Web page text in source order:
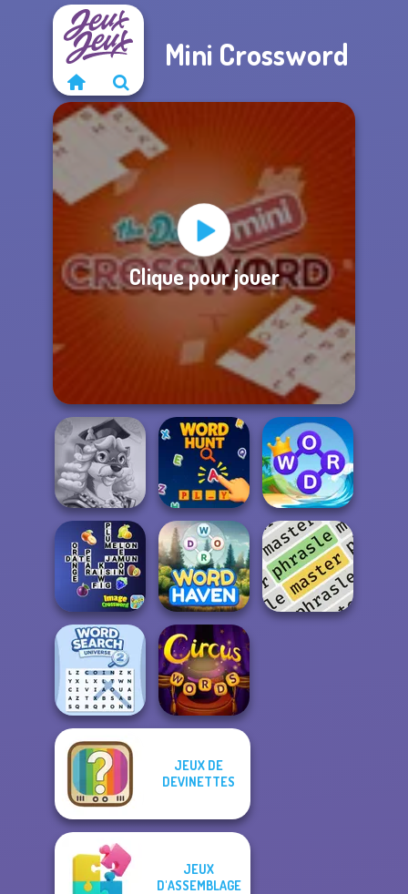
Mini Crossword
Clique pour jouer
Words With Prof.
Wisely
Word Hunt
Word Connect
Puzzle
Image
Crossword
Word Haven
Word Search
Universe 2
JEUX DE
DEVINETTES
JEUX
D'ASSEMBLAGE